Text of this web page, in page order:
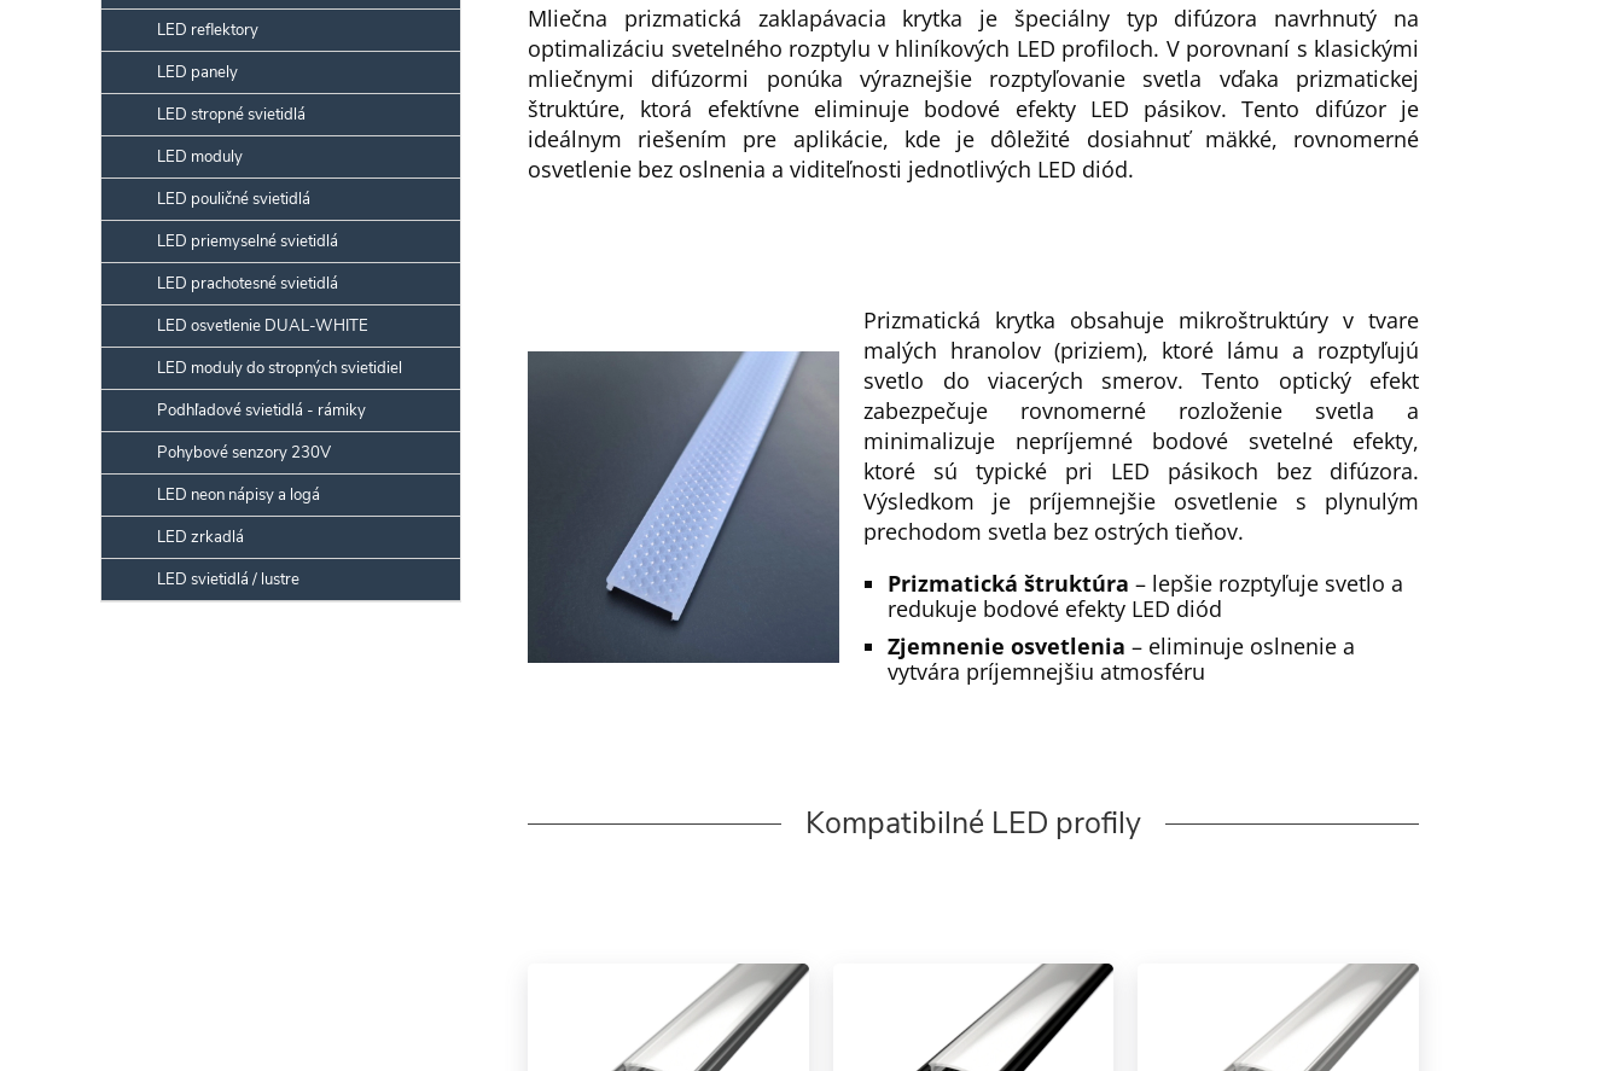
LED reflektory
LED panely
LED stropné svietidlá
LED moduly
LED pouličné svietidlá
LED priemyselné svietidlá
LED prachotesné svietidlá
LED osvetlenie DUAL-WHITE
LED moduly do stropných svietidiel
Podhľadové svietidlá - rámiky
Pohybové senzory 230V
LED neon nápisy a logá
LED zrkadlá
LED svietidlá / lustre
Mliečna prizmatická zaklapávacia krytka je špeciálny typ difúzora navrhnutý na
optimalizáciu svetelného rozptylu v hliníkových LED profiloch. V porovnaní s klasickými
mliečnymi difúzormi ponúka výraznejšie rozptyľovanie svetla vďaka prizmatickej
štruktúre, ktorá efektívne eliminuje bodové efekty LED pásikov. Tento difúzor je
ideálnym riešením pre aplikácie, kde je dôležité dosiahnuť mäkké, rovnomerné
osvetlenie bez oslnenia a viditeľnosti jednotlivých LED diód.
Prizmatická krytka obsahuje mikroštruktúry v tvare
malých hranolov (priziem), ktoré lámu a rozptyľujú
svetlo do viacerých smerov. Tento optický efekt
zabezpečuje rovnomerné rozloženie svetla a
minimalizuje nepríjemné bodové svetelné efekty,
ktoré sú typické pri LED pásikoch bez difúzora.
Výsledkom je príjemnejšie osvetlenie s plynulým
prechodom svetla bez ostrých tieňov.
Prizmatická štruktúra – lepšie rozptyľuje svetlo a
redukuje bodové efekty LED diód
Zjemnenie osvetlenia – eliminuje oslnenie a
vytvára príjemnejšiu atmosféru
Kompatibilné LED profily